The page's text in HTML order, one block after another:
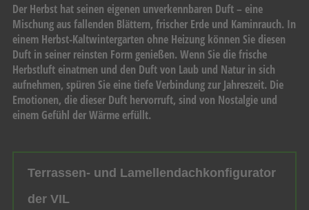
Der Herbst hat seinen eigenen unverkennbaren Duft – eine
Mischung aus fallenden Blättern, frischer Erde und Kaminrauch. In
einem Herbst-Kaltwintergarten ohne Heizung können Sie diesen
Duft in seiner reinsten Form genießen. Wenn Sie die frische
Herbstluft einatmen und den Duft von Laub und Natur in sich
aufnehmen, spüren Sie eine tiefe Verbindung zur Jahreszeit. Die
Emotionen, die dieser Duft hervorruft, sind von Nostalgie und
einem Gefühl der Wärme erfüllt.
Terrassen- und Lamellendachkonfigurator
der VIL